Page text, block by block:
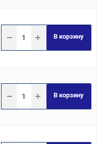
В корзину
В корзину